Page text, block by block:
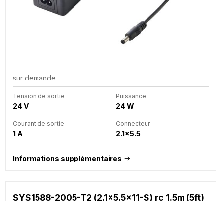
sur demande
Tension de sortie
24 V
Puissance
24 W
Courant de sortie
1 A
Connecteur
2.1x5.5
Informations supplémentaires
SYS1588-2005-T2 (2.1x5.5x11-S) rc 1.5m (5ft)